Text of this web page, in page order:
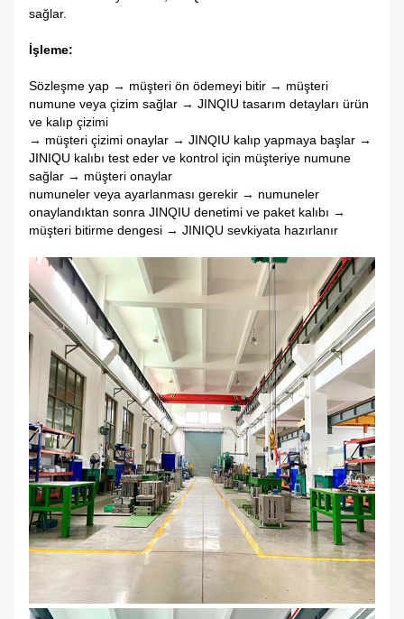
sağlar.
İşleme:
Sözleşme yap → müşteri ön ödemeyi bitir → müşteri
numune veya çizim sağlar → JINQIU tasarım detayları ürün
ve kalıp çizimi
→ müşteri çizimi onaylar → JINQIU kalıp yapmaya başlar →
JINIQU kalıbı test eder ve kontrol için müşteriye numune
sağlar → müşteri onaylar
numuneler veya ayarlanması gerekir → numuneler
onaylandıktan sonra JINQIU denetimi ve paket kalıbı →
müşteri bitirme dengesi → JINIQU sevkiyata hazırlanır